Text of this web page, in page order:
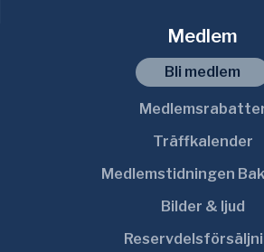
Medlem
Bli medlem
Träffkalender
Medlemstidningen
Bilder & ljud